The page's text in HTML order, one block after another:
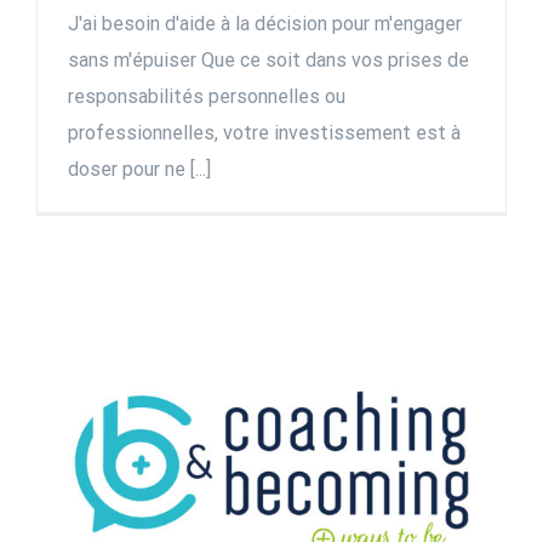
J'ai besoin d'aide à la décision pour m'engager
sans m'épuiser Que ce soit dans vos prises de
responsabilités personnelles ou
professionnelles, votre investissement est à
doser pour ne [...]